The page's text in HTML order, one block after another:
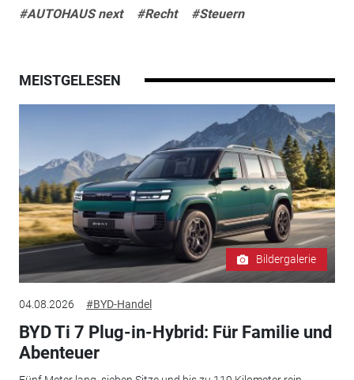
#AUTOHAUS next #Recht #Steuern
MEISTGELESEN
Bildergalerie
04.08.2026 #BYD-Handel
BYD Ti 7 Plug-in-Hybrid: Für Familie und
Abenteuer